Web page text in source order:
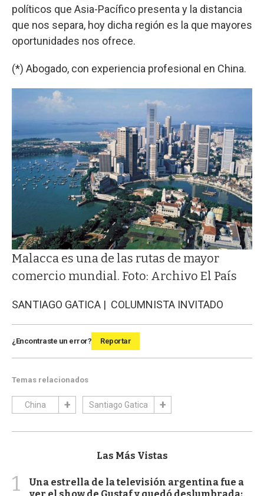
políticos que Asia-Pacífico presenta y la distancia
que nos separa, hoy dicha región es la que mayores
oportunidades nos ofrece.
(*) Abogado, con experiencia profesional en China.
Malacca es una de las rutas de mayor
comercio mundial. Foto: Archivo El País
SANTIAGO GATICA | COLUMNISTA INVITADO
¿Encontraste un error? Reportar
Temas relacionados
China Santiago Gatica
Las Más Vistas
1
Una estrella de la televisión argentina fue a